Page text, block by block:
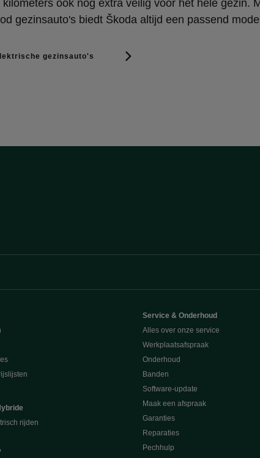
ook nog extra veilig voor het hele gezin.
gezinsauto's biedt Škoda altijd een passend
gezinsauto's
rijden
Service & Onderhoud
Alles over onze service
Werkplaatsafspraak
Onderhoud
Banden
Software-update
Maak een afspraak
Garanties
Reparaties
Pechhulp